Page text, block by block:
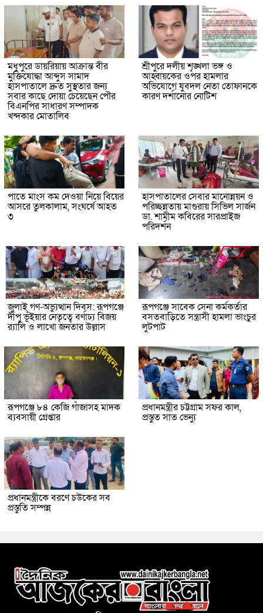
মধুপুরে ডায়রিয়ায় আক্রান্ত বীর
মুক্তিযোদ্ধা আব্দুস সামাদ
হাসপাতালে দ্রুত সুস্থতার জন্য
সবার কাছে দোয়া চেয়েছেন পৌর
বিএনপির সাধারণ সম্পাদক
খন্দকার মোতালিব
শ্রীপুরে দলীয় শৃঙ্খলা ভঙ্গ ও
আহ্বায়কের ওপর হামলার
অভিযোগে যুবদল নেতা তোফানকে
কারণ দর্শানোর নোটিশ
পাতে মাংস কম দেওয়া নিয়ে বিয়ের
আসরে তুলকালাম, সংঘর্ষে আহত
৩
হাসপাতালের সেবার মানোন্নয়ন ও
পরিচ্ছন্নতায় মাগুরায় সিভিল সার্জন
ডা. শামীম কবিরের সারপ্রাইজ
পরিদর্শন
জুলাই গণ-অভ্যুত্থান দিবস: রূপগঞ্জে
দীপু ভূঁইয়ার নেতৃত্বে বর্ণাঢ্য বিজয়
র‌্যালি ও লাখো জনতার উল্লাস
রূপগঞ্জে সাবেক সেনা কর্মকর্তার
বসতবাড়িতে সন্ত্রাসী হামলা ভাংচুর
লুটপাট
রূপগঞ্জে ৮৪ কেজি গাঁজাসহ মাদক
ব্যবসায়ী গ্রেপ্তার
প্রধানমন্ত্রীর চট্টগ্রাম সফর কাল,
প্রস্তুত সাত ভেন্যু
প্রধানমন্ত্রীকে বরণে চউকের সব
প্রস্তুতি সম্পন্ন